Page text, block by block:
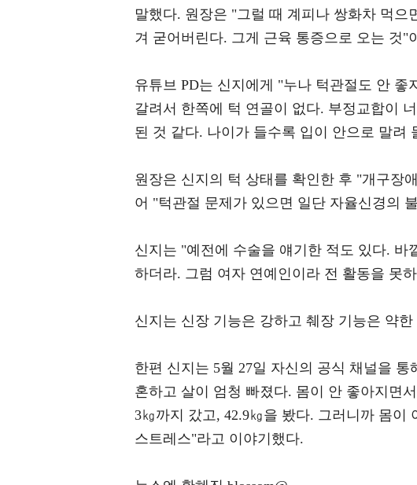
말했다. 원장은 "그럴 때 계피나 쌍화차 먹
겨 굳어버린다. 그게 근육 통증으로 오는 것"
유튜브 PD는 신지에게 "누나 턱관절도 안
갈려서 한쪽에 턱 연골이 없다. 부정교합이
된 것 같다. 나이가 들수록 입이 안으로 말려
원장은 신지의 턱 상태를 확인한 후 "개구장
어 "턱관절 문제가 있으면 일단 자율신경의
신지는 "예전에 수술을 얘기한 적도 있다.
하더라. 그럼 여자 연예인이라 전 활동을 못
신지는 신장 기능은 강하고 췌장 기능은 약
한편 신지는 5월 27일 자신의 공식 채널을
혼하고 살이 엄청 빠졌다. 몸이 안 좋아지면
3㎏까지 갔고, 42.9㎏을 봤다. 그러니까 몸
스트레스"라고 이야기했다.